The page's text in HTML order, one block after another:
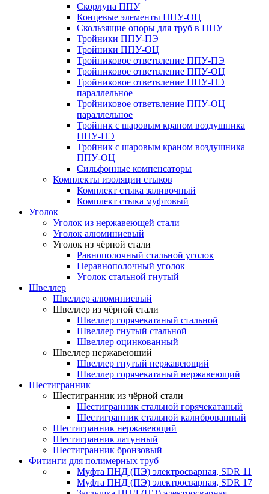
Скорлупа ППУ
Концевые элементы ППУ-ОЦ
Скользящие опоры для труб в ППУ
Тройники ППУ-ПЭ
Тройники ППУ-ОЦ
Тройниковое ответвление ППУ-ПЭ
Тройниковое ответвление ППУ-ОЦ
Тройниковое ответвление ППУ-ПЭ
параллельное
Тройниковое ответвление ППУ-ОЦ
параллельное
Тройник с шаровым краном воздушника
ППУ-ПЭ
Тройник с шаровым краном воздушника
ППУ-ОЦ
Сильфонные компенсаторы
Комплекты изоляции стыков
Комплект стыка заливочный
Комплект стыка муфтовый
Уголок
Уголок из нержавеющей стали
Уголок алюминиевый
Уголок из чёрной стали
Равнополочный стальной уголок
Неравнополочный уголок
Уголок стальной гнутый
Швеллер
Швеллер алюминиевый
Швеллер из чёрной стали
Швеллер горячекатаный стальной
Швеллер гнутый стальной
Швеллер оцинкованный
Швеллер нержавеющий
Швеллер гнутый нержавеющий
Швеллер горячекатаный нержавеющий
Шестигранник
Шестигранник из чёрной стали
Шестигранник стальной горячекатаный
Шестигранник стальной калиброванный
Шестигранник нержавеющий
Шестигранник латунный
Шестигранник бронзовый
Фитинги для полимерных труб
Муфта ПНД (ПЭ) электросварная, SDR 11
Муфта ПНД (ПЭ) электросварная, SDR 17